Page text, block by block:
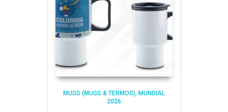
MUGS (MUGS & TERMOS) MUNDIAL
2026